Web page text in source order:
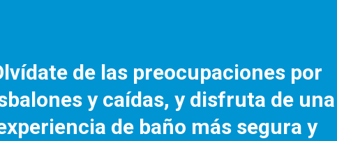
de las preocupaciones por
y caídas, y disfruta de una
de baño más segura y